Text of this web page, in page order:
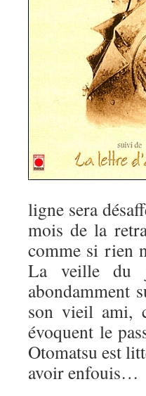
ligne sera
mois de la
comme si rien
La veille du
abondamment
son vieil ami,
évoquent le
Otomatsu est
avoir enfouis…